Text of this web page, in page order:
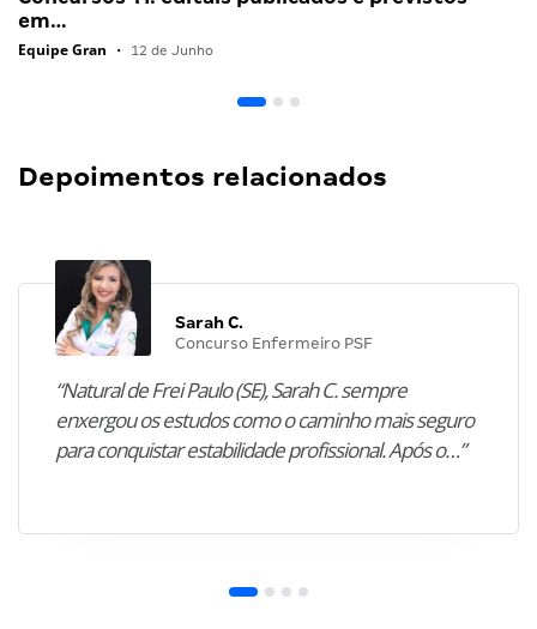
em…
Equipe Gran • 12 de Junho
Depoimentos relacionados
Sarah C.
Concurso Enfermeiro PSF
“Natural de Frei Paulo (SE), Sarah C. sempre
enxergou os estudos como o caminho mais seguro
para conquistar estabilidade profissional. Após o…”